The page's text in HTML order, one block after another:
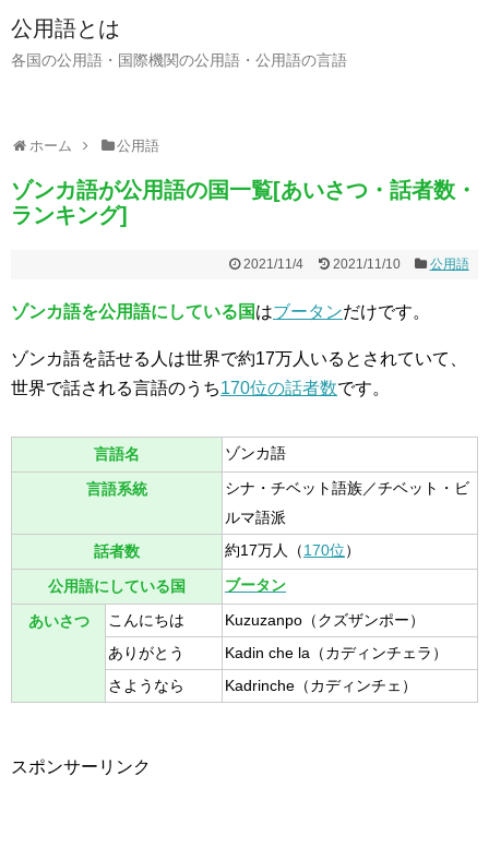
公用語とは
各国の公用語・国際機関の公用語・公用語の言語
ホーム 公用語
ゾンカ語が公用語の国一覧[あいさつ・話者数・
ランキング]
2021/11/4 2021/11/10 公用語
ゾンカ語を公用語にしている国はブータンだけです。
ゾンカ語を話せる人は世界で約17万人いるとされていて、
世界で話される言語のうち170位の話者数です。
言語名 ゾンカ語
言語系統
シナ・チベット語族／チベット・ビ
ルマ語派
話者数 約17万人（170位）
公用語にしている国 ブータン
あいさつ こんにちは
Kuzuzanpo（クズザンポー）
ありがとう
Kadin che la（カディンチェラ）
さようなら
Kadrinche（カディンチェ）
スポンサーリンク